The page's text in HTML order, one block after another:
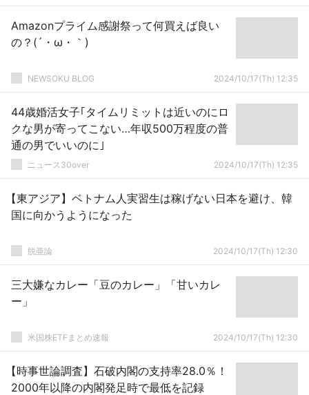
Amazonプライム感謝祭って何買えば良い
の？(´・ω・｀)
NEWSOKU BLOG 2024/10/17(Th) 12:35
44歳婚活女子｢タイムリミットは近いのにロ
クな男が寄ってこない…年収500万程度の普
通の男でいいのに｣
ニュース30over 2024/10/17(Th) 12:35
【東アジア】ベトナム人実習生は稼げない日本を避け、韓
国に向かうようになった
脱亜論 2024/10/17(Th) 12:30
三大嫌なカレー「豆のカレー」「甘いカレ
ー」
米国株ETFまとめ速報 2024/10/17(Th) 12:30
【時事世論調査】石破内閣の支持率28.0％！
2000年以降の内閣発足時で最低を記録